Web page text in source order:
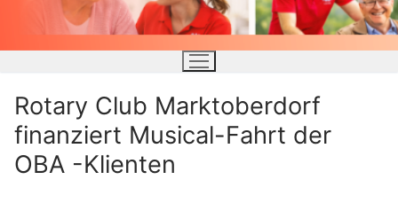
Rotary Club Marktoberdorf
finanziert Musical-Fahrt der
OBA -Klienten